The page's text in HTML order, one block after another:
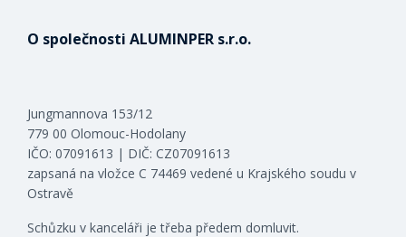
O společnosti ALUMINPER s.r.o.
Jungmannova 153/12
779 00 Olomouc-Hodolany
IČO: 07091613 | DIČ: CZ07091613
zapsaná na vložce C 74469 vedené u Krajského soudu v
Ostravě
Schůzku v kanceláři je třeba předem domluvit.